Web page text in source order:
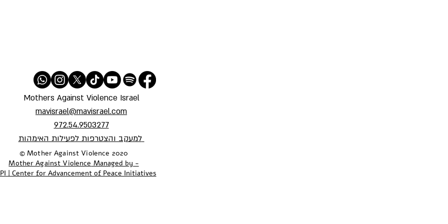
Mothers Against Violence Israel
mavisrael@mavisrael.com
972.54.9503277
למעקב והצטרפות לפעילות האימהות
​© Mother Against Violence 2020
Mother Against Violence Managed by -
| Center for Advancement of Peace Initiatives